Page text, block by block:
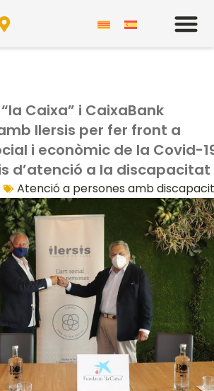
Caixa” i CaixaBank
Ilersis per fer front a
i econòmic de la Covid-
d’atenció a la discapacitat
Atenció a persones amb